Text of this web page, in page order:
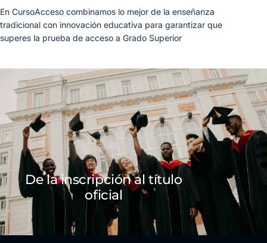
En CursoAcceso combinamos lo mejor de la enseñanza
tradicional con innovación educativa para garantizar que
superes la prueba de acceso a Grado Superior
De la inscripción al título
oficial